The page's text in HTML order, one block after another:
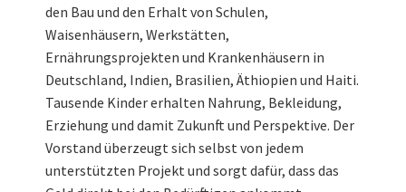
den Bau und den Erhalt von Schulen,
Waisenhäusern, Werkstätten,
Ernährungsprojekten und Krankenhäusern in
Deutschland, Indien, Brasilien, Äthiopien und Haiti.
Tausende Kinder erhalten Nahrung, Bekleidung,
Erziehung und damit Zukunft und Perspektive. Der
Vorstand überzeugt sich selbst von jedem
unterstützten Projekt und sorgt dafür, dass das